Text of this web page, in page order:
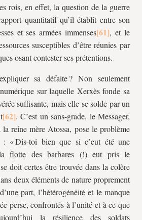
rois, en effet, la question de la guerre
quantitatif qu’il établit entre son
et ses armées immenses
, et le
susceptibles d’être réunies par
osant contester ses prétentions.
sa défaite ? Non seulement
sur laquelle Xerxès fonde sa
suffisante, mais elle se solde par un
. C’est un sans-grade, le Messager,
reine mère Atossa, pose le problème
: « Dis-toi bien que si c’eut été une
flotte des barbares (!) eut pris le
doit certes être trouvée dans la colère
deux éléments de nature proprement
part, l’hétérogénéité et le manque
perse, confrontés à l’unité et à ce que
la résilience des soldats